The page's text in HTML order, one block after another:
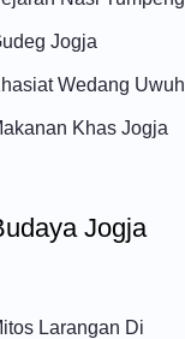
Jogja
Wedang Uwuh
Khas Jogja
Jogja
Larangan Di